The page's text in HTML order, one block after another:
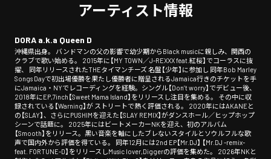
アーティスト情報
DORA a.k.a Queen D
沖縄県出身。 バンドマンの父の影響で幼少期からBlack musicに親しみ、関西の
クラブで歌い始める。 2015年に【MY TOWN／J-REXXX feat.紅桜】でコーラスに抜
擢、 同年リリースされたTHEタイマンチーズ 名盤【少年】に参加し 同年Bob Marley
Songs Dayで初出場優勝を果たし優勝者に贈呈されるJamaica行きのチケットを手
にJamaica・NYでレコーディングを経験。シングル【Don’t worry】でデビュー後、
2018年にEP,7inch【Sweet Mama Island】をリリースし注目を集める。 その中に収
録されている【Warning】が ストリートで熱く評価される。 2020年にはAKANEと
の【SLAY】、さらにPUSHIMを迎えた【SLAY REMIX】がダンスホール／ヒップホップ
シーンで話題に。 2025年にはビートメーカーNKを迎え、初のアルバム
【Smooth】をリリース。黒い音楽を軸にしたブレないスタイルとソウルフルな歌
声で国内外から評価を得ている。 同年12月には2nd EP【Mr.DJ】 【Mr.DJ -remix-
feat. FORTUNE-D】をリリースしMusic lover,Diggerの評価を集めた。 2026年NKと